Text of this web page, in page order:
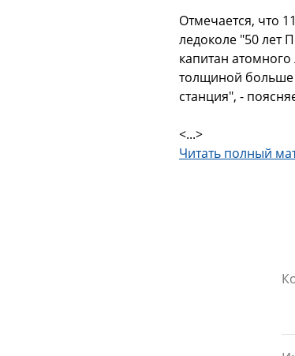
Отмечается, что
ледоколе "50 лет
капитан
толщиной больше
станция", -
<...>
Читать полный